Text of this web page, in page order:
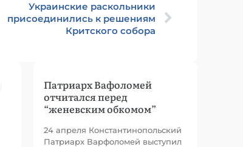
Украинские раскольники
присоединились к решениям
Критского собора
Патриарх Вафоломей
отчитался перед
“женевским обкомом”
24 апреля Константинопольский
Патриарх Варфоломей выступил